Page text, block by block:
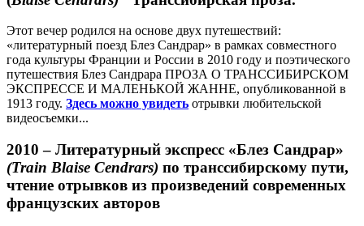
Этот вечер родился на основе двух путешествий:
«литературный поезд Блез Сандрар» в рамках совместного
года культуры Франции и России в 2010 году и поэтического
путешествия Блез Сандрара ПРОЗА О ТРАНССИБИРСКОМ
ЭКСПРЕССЕ И МАЛЕНЬКОЙ ЖАННЕ, опубликованной в
1913 году. Здесь можно увидеть отрывки любительской
видеосъемки...
2010 – Литературный экспресс «Блез Сандрар»
(Train Blaise Cendrars) по транссибирскому пути,
чтение отрывков из произведений современных
французских авторов